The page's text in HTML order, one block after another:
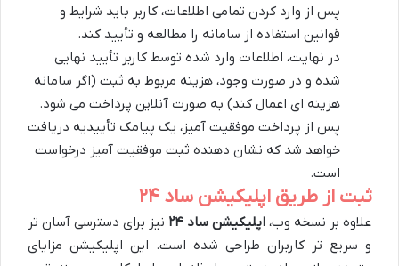
پس از وارد کردن تمامی اطلاعات، کاربر باید شرایط و
قوانین استفاده از سامانه را مطالعه و تأیید کند.
در نهایت، اطلاعات وارد شده توسط کاربر تأیید نهایی
شده و در صورت وجود، هزینه مربوط به ثبت (اگر سامانه
هزینه ای اعمال کند) به صورت آنلاین پرداخت می شود.
پس از پرداخت موفقیت آمیز، یک پیامک تأییدیه دریافت
خواهد شد که نشان دهنده ثبت موفقیت آمیز درخواست
است.
ثبت از طریق اپلیکیشن ساد ۲۴
علاوه بر نسخه وب، اپلیکیشن ساد ۲۴
نیز برای دسترسی آسان تر
و سریع تر کاربران طراحی شده است. این اپلیکیشن مزایای